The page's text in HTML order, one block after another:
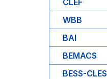
CLEF
WBB
BAI
BEMACS
BESS-CLES